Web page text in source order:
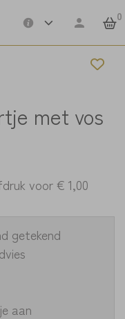
0
met vos
voor€ 1,00
getekend
aan